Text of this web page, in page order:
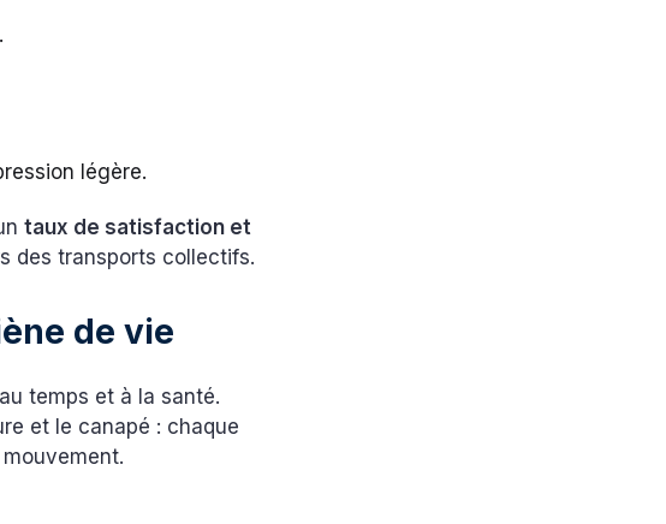
légère.
taux de satisfaction et
des transports collectifs.
de vie
temps et à la santé.
et le canapé : chaque